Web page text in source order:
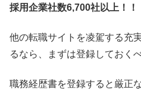
採用企業社数6,700社以上！！
他の転職サイトを凌駕する充
るなら、まずは登録しておく
職務経歴書を登録すると厳正